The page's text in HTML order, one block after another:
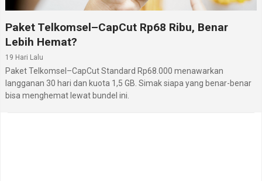
Paket Telkomsel–CapCut Rp68 Ribu, Benar
Lebih Hemat?
19 Hari Lalu
Paket Telkomsel–CapCut Standard Rp68.000 menawarkan
langganan 30 hari dan kuota 1,5 GB. Simak siapa yang benar-benar
bisa menghemat lewat bundel ini.